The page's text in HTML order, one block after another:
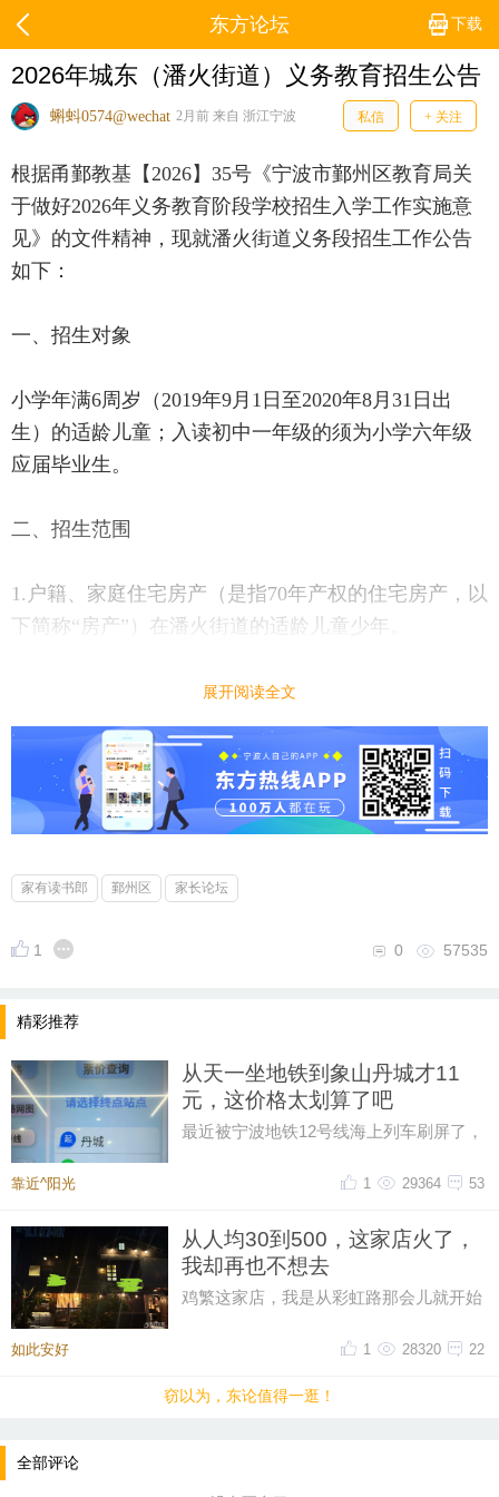
下载
东方论坛
2026年城东（潘火街道）义务教育招生公告
蝌蚪0574@wechat 2月前 来自 浙江宁波 私信 + 关注
根据甬鄞教基【2026】35号《宁波市鄞州区教育局关
于做好2026年义务教育阶段学校招生入学工作实施意
见》的文件精神，现就潘火街道义务段招生工作公告
如下：
一、招生对象
小学年满6周岁（2019年9月1日至2020年8月31日出
生）的适龄儿童；入读初中一年级的须为小学六年级
应届毕业生。
二、招生范围
1.户籍、家庭住宅房产（是指70年产权的住宅房产，以
下简称“房产”）在潘火街道的适龄儿童少年。
2.符合潘火街道随迁子女入学条件的适龄儿童少年。
三、报名时间
网上报名时间：小学段6月4日至6月8日每天8:00～22:0
少年，均应由其父母或法定监护人（以下简称“监护
育阶段学校学生入学一件事联办”，点击“在线办理”，
选择宁波市鄞州区“潘火街道”进入报名通道（以下简
称“报名管理系统”网址：）；也可通过浙里办APP，搜
索“鄞领优学”或“入学鄞州”选择“入学报名”进行报名。
录报名管理系统，完成学生基本信息填写，对照报名
条件选择“鄞州区”，再选择“潘火街道”进入报名通道，
并按照身份类别，登记信息，选报志愿。登记信息
时，拥有多套房产的家庭，只能选择填写一处房产信
儿童少年可以在公办或民办学校中选报一类，不能兼
展开阅读全文
家有读书郎 鄞州区 家长论坛
1 57535
0
精彩推荐
从天一坐地铁到象山丹城才11
元，这价格太划算了吧
最近被宁波地铁12号线海上列车刷屏了，
从天一广场坐到象山丹城是11晕
靠近^阳光 53
29364
1
从人均30到500，这家店火了，
我却再也不想去
鸡繁这家店，我是从彩虹路那会儿就开始
声再多，我也愿意去，那时候感
如此安好 22
28320
1
窃以为，东论值得一逛！
全部评论